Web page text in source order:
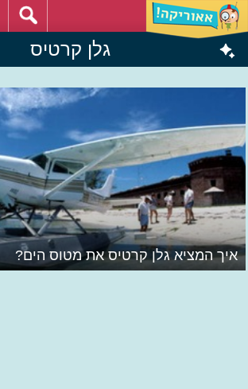
גלן קרטיס
איך המציא גלן קרטיס את מטוס הים?